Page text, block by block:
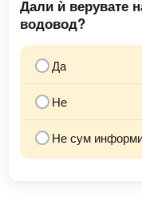
Дали ѝ верувате
водовод?
Да
Не
Не сум